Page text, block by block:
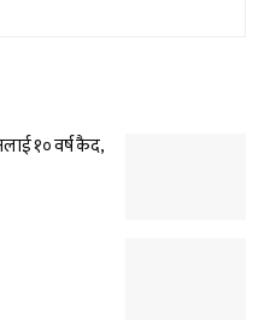
१० वर्ष कैद,